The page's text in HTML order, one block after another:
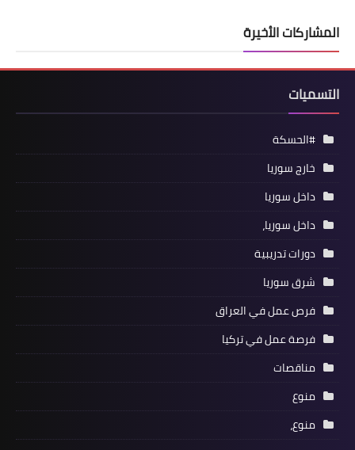
المشاركات الأخيرة
التسميات
#الحسكة
خارج سوريا
داخل سوريا
داخل سوريا،
دورات تدريبية
شرق سوريا
فرص عمل في العراق
فرصة عمل في تركيا
مناقصات
منوع
منوع،